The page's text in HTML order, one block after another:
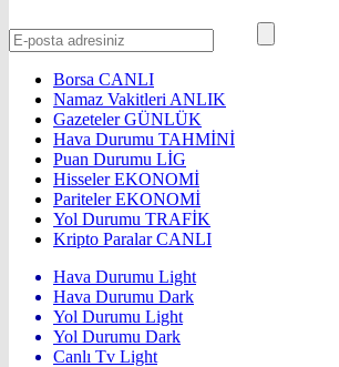
Borsa CANLI
Namaz Vakitleri ANLIK
GazetelerGÜNLÜK
Hava Durumu TAHMİNİ
Puan Durumu LİG
HisselerEKONOMİ
ParitelerEKONOMİ
Yol Durumu TRAFİK
Kripto ParalarCANLI
Hava Durumu Light
Hava Durumu Dark
Yol Durumu Light
Yol Durumu Dark
Canlı Tv Light